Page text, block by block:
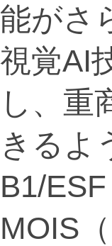
能がさ
視覚AI
し、重
きるよ
B1/
MOIS